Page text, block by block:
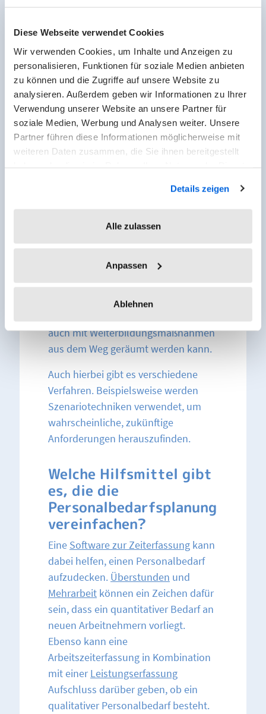
Diese Webseite verwendet Cookies
Wir verwenden Cookies, um Inhalte und Anzeigen zu
personalisieren, Funktionen für soziale Medien anbieten
zu können und die Zugriffe auf unsere Website zu
analysieren. Außerdem geben wir Informationen zu Ihrer
Verwendung unserer Website an unsere Partner für
soziale Medien, Werbung und Analysen weiter. Unsere
Partner führen diese Informationen möglicherweise mit
weiteren Daten zusammen, die Sie ihnen bereitgestellt
Details zeigen
Alle zulassen
Anpassen
Ablehnen
qualitativer
ermittelt werden?
Bei der qualitativen
Personalbedarfsplanung geht es
weniger um die notwendige Anzahl
an Mitarbeitern, sondern um deren
Qualifikationen. Dabei ist es wichtig
den zukünftigen Arbeitsanfall nicht
auf die Menge zu schätzen, sondern
auf den Anforderungen, welche diese
mit sich bringen. Dies sollte auch in
Daraus können nun Qualifikationen
benötigt werden. Aufgrund der
Ergebnisse kann entschieden werden,
ob und in welchem Bereich
qualifizierte Arbeitnehmer eingestellt
auch mit Weiterbildungsmaßnahmen
aus dem Weg geräumt werden kann.
Auch hierbei gibt es verschiedene
Verfahren. Beispielsweise werden
Szenariotechniken verwendet, um
wahrscheinliche, zukünftige
Anforderungen herauszufinden.
Welche Hilfsmittel gibt
es, die die
Personalbedarfsplanung
vereinfachen?
Eine Software zur Zeiterfassung kann
dabei helfen, einen Personalbedarf
aufzudecken. Überstunden und
Mehrarbeit können ein Zeichen dafür
sein, dass ein quantitativer Bedarf an
neuen Arbeitnehmern vorliegt.
Ebenso kann eine
Arbeitszeiterfassung in Kombination
mit einerLeistungserfassung
Aufschluss darüber geben, ob ein
qualitativer Personalbedarf besteht.